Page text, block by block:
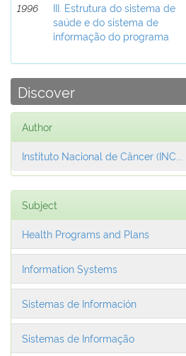
1996
III. Estrutura do sistema de
saúde e do sistema de
informação do programa
Discover
Author
Instituto Nacional de Câncer (INC...
Subject
Health Programs and Plans
Information Systems
Sistemas de Información
Sistemas de Informação